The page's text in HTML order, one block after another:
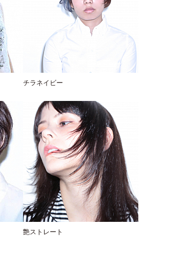
チラネイビー
艶ストレート